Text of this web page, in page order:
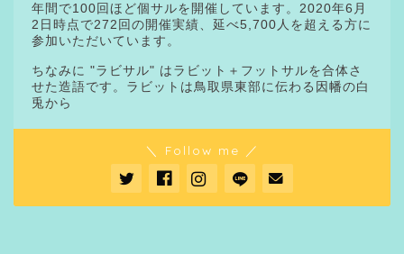
年間で100回ほど個サルを開催しています。2020年6月
2日時点で272回の開催実績、延べ5,700人を超える方に
参加いただいています。
ちなみに "ラビサル" はラビット＋フットサルを合体さ
せた造語です。ラビットは鳥取県東部に伝わる因幡の白
兎から
＼ Follow me ／